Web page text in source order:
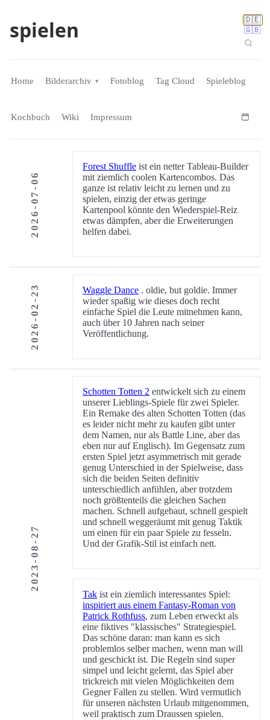
🇩🇪
🇬🇧
spielen
Home Bilderarchiv Fotoblog Tag Cloud Spieleblog
Kochbuch Wiki Impressum
2026-07-06
Forest Shuffle ist ein netter Tableau-Builder
mit ziemlich coolen Kartencombos. Das
ganze ist relativ leicht zu lernen und zu
spielen, einzig der etwas geringe
Kartenpool könnte den Wiederspiel-Reiz
etwas dämpfen, aber die Erweiterungen
helfen dabei.
2026-02-23 Waggle Dance . oldie, but goldie. Immer
wieder spaßig wie dieses doch recht
einfache Spiel die Leute mitnehmen kann,
auch über 10 Jahren nach seiner
Veröffentlichung.
2023-08-27
Schotten Totten 2 entwickelt sich zu einem
unserer Lieblings-Spiele für zwei Spieler.
Ein Remake des alten Schotten Totten (das
es leider nicht mehr zu kaufen gibt unter
dem Namen, nur als Battle Line, aber das
eben nur auf Englisch). Im Gegensatz zum
ersten Spiel jetzt asymmetrisch mit gerade
genug Unterschied in der Spielweise, dass
sich die beiden Seiten definitiv
unterschiedlich anfühlen, aber trotzdem
noch größtenteils die gleichen Sachen
machen. Schnell aufgebaut, schnell gespielt
und schnell weggeräumt mit genug Taktik
um einen für ein paar Spiele zu fesseln.
Und der Grafik-Stil ist einfach nett.
Tak ist ein ziemlich interessantes Spiel:
inspiriert aus einem Fantasy-Roman von
Patrick Rothfuss, zum Leben erweckt als
eine fiktives "klassisches" Strategiespiel.
Das schöne daran: man kann es sich
problemlos selber machen, wenn man will
und geschickt ist. Die Regeln sind super
simpel und leicht gelernt, das Spiel aber
trickreich mit vielen Möglichkeiten dem
Gegner Fallen zu stellen. Wird vermutlich
für unseren nächsten Urlaub mitgenommen,
weil praktisch zum Draussen spielen.